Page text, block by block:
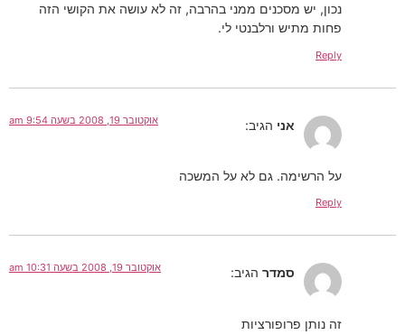
נכון, יש מסכנים ממני בהרבה, זה לא עושה את הקושי הזה
פחות מתיש ורלבנטי לי.
Reply
אני הגיב: אוקטובר 19, 2008 בשעה 9:54 am
על הרשימה. גם לא על המשכה
Reply
סמדר הגיב: אוקטובר 19, 2008 בשעה 10:31 am
זה נותן פרופורציות